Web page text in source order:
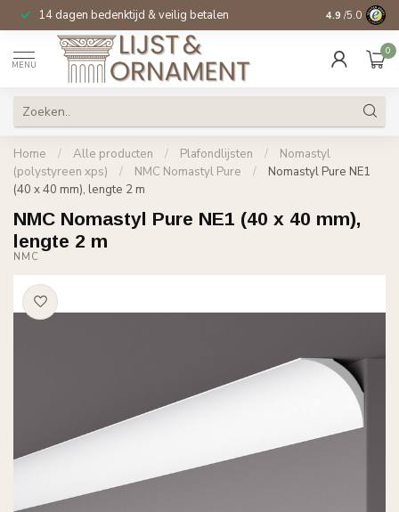
14 dagen bedenktijd & veilig betalen Specialist in
4.9 /5.0
MENU
0
Home / Alle producten / Plafondlijsten /
Nomastyl
(polystyreen xps)
/ NMC Nomastyl Pure /
Nomastyl Pure NE1
(40 x 40 mm), lengte 2 m
NMC Nomastyl Pure NE1 (40 x 40 mm),
lengte 2 m
NMC